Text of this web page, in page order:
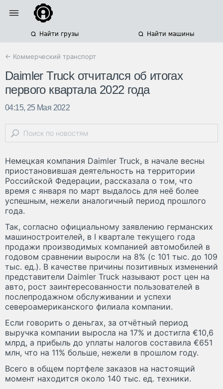
Найти грузы Найти машины
← Коммерческий транспорт
Daimler Truck отчитался об итогах
первого квартала 2022 года
04:15, 25 Мая 2022
Немецкая компания Daimler Truck, в начале весны
приостановившая деятельность на территории
Российской Федерации, рассказала о том, что
время с января по март выдалось для неё более
успешным, нежели аналогичный период прошлого
года.
Так, согласно официальному заявлению германских
машиностроителей, в I квартале текущего года
продажи производимых компанией автомобилей в
годовом сравнении выросли на 8% (с 101 тыс. до 109
тыс. ед.). В качестве причины позитивных изменений
представители Daimler Truck называют рост цен на
авто, рост заинтересованности пользователей в
послепродажном обслуживании и успехи
североамериканского филиала компании.
Если говорить о деньгах, за отчётный период
выручка компании выросла на 17% и достигла €10,6
млрд, а прибыль до уплаты налогов составила €651
млн, что на 11% больше, нежели в прошлом году.
Всего в общем портфеле заказов на настоящий
момент находится около 140 тыс. ед. техники.